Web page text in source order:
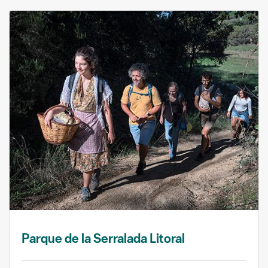
Parque de la Serralada Litoral